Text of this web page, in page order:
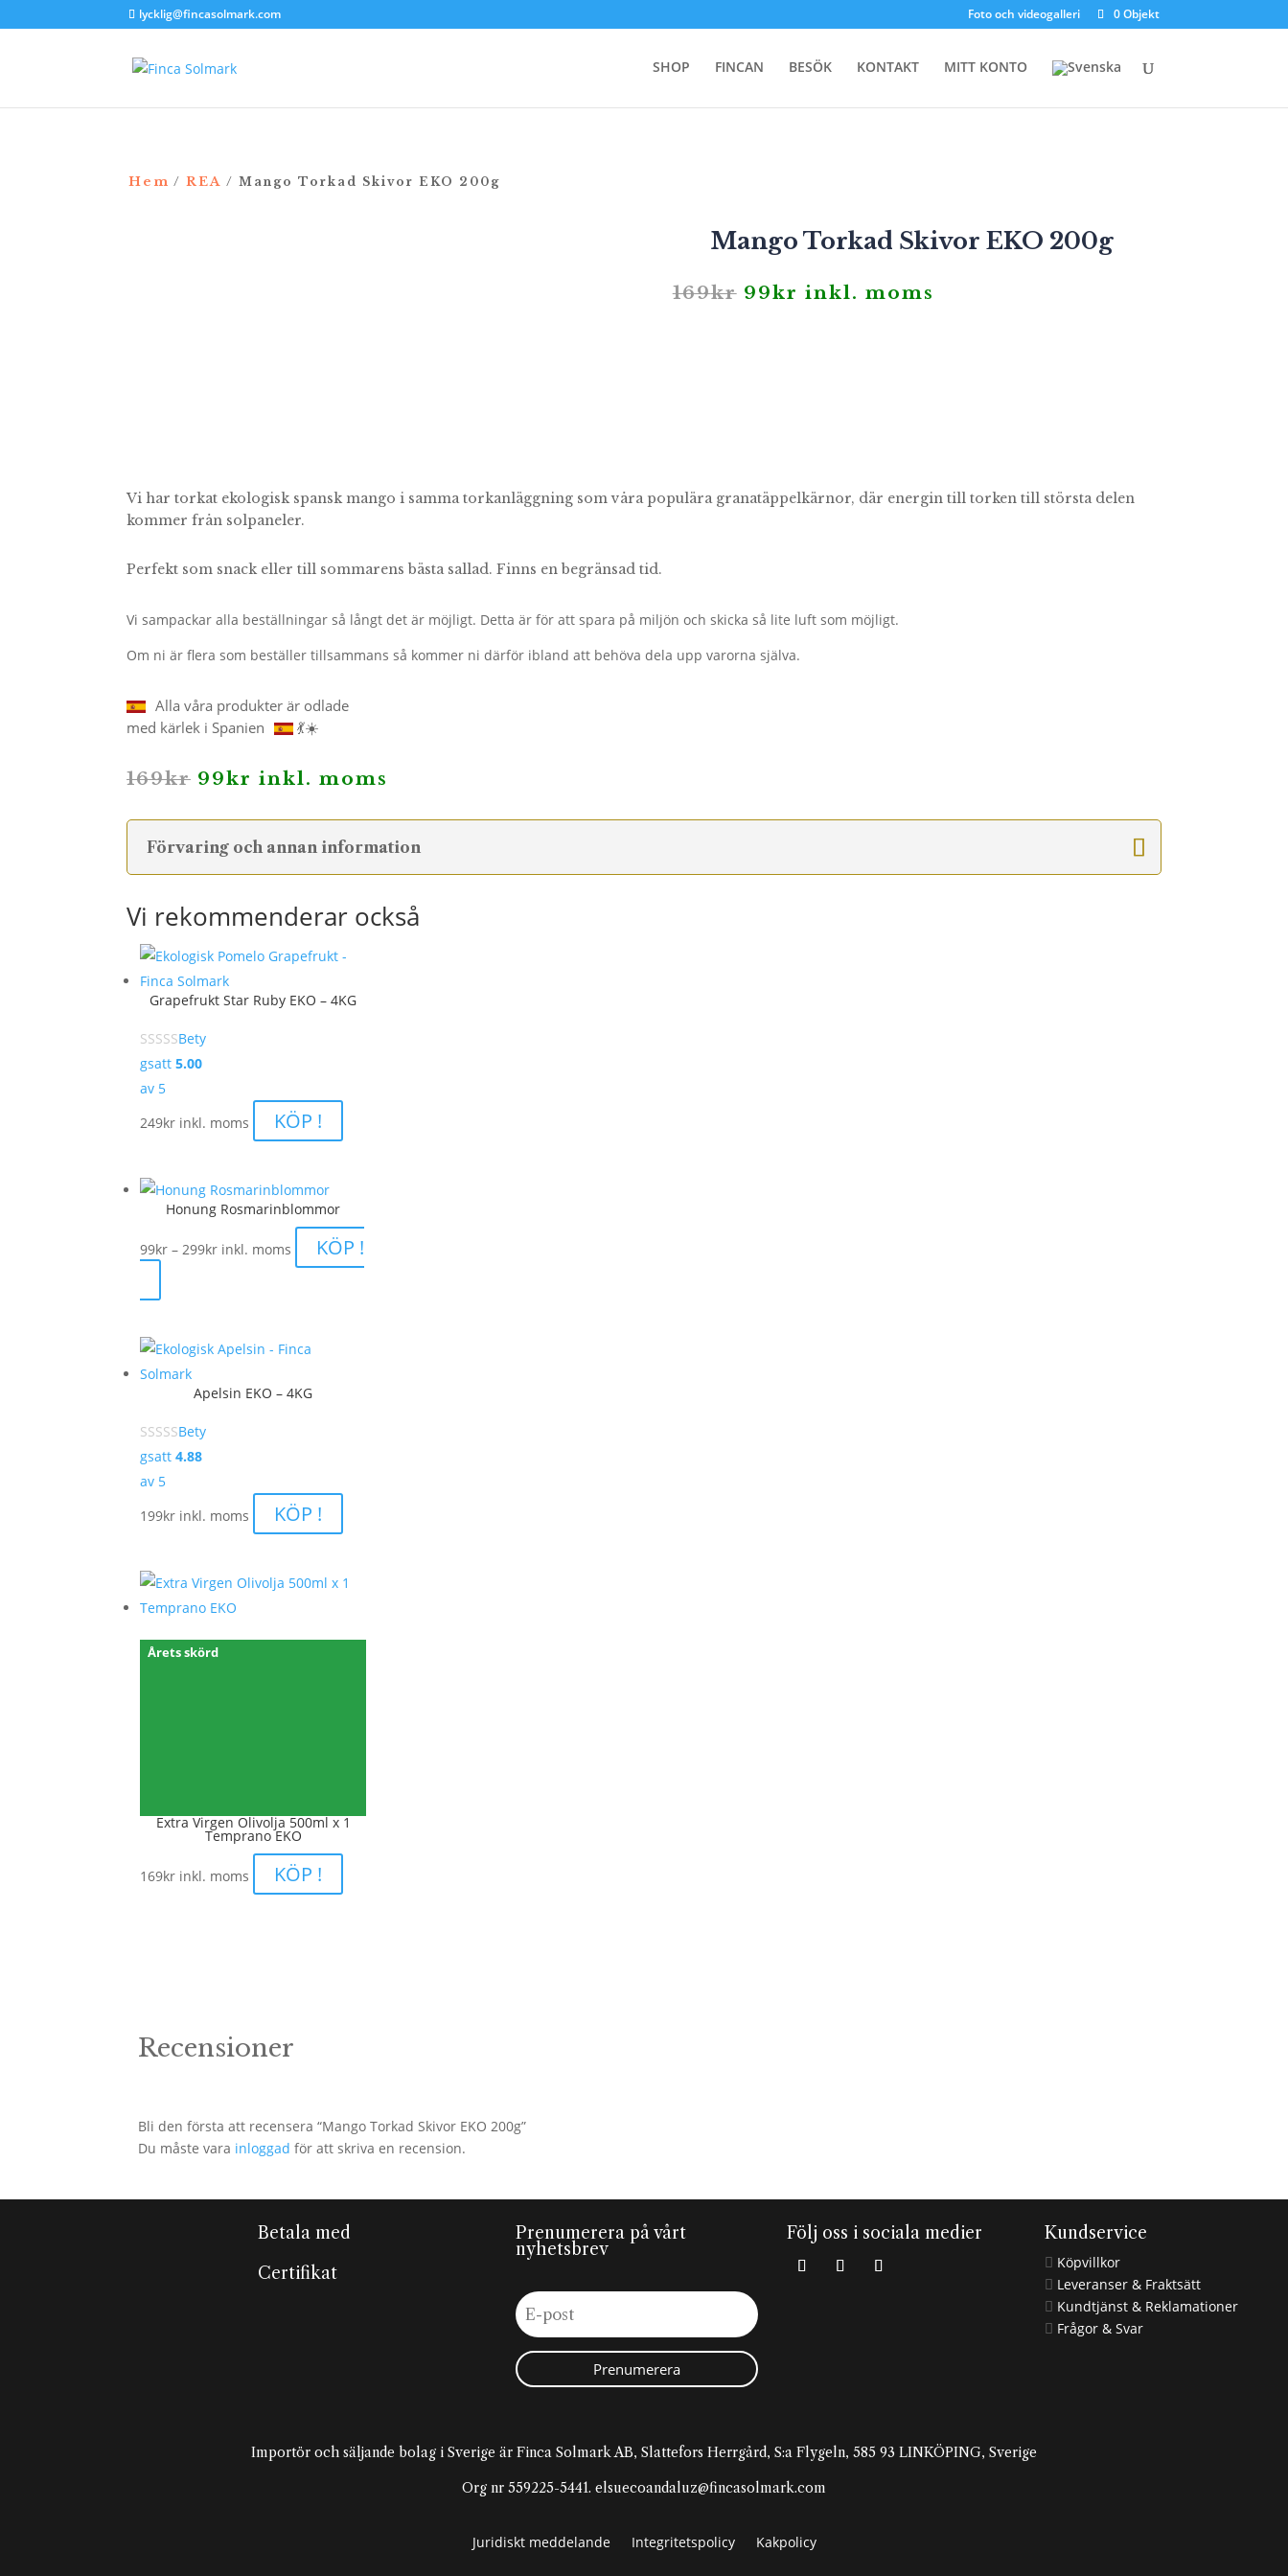
lycklig@fincasolmark.com Foto och videogalleri 0 Objekt
SHOP FINCAN BESÖK KONTAKT MITT KONTO
Hem / REA / Mango Torkad Skivor EKO 200g
Mango Torkad Skivor EKO 200g
169kr Det
99kr Det
inkl. moms
Vi har torkat ekologisk spansk mango i samma torkanläggning som våra populära granatäppelkärnor, där energin till torken till största delen
kommer från solpaneler.
Perfekt som snack eller till sommarens bästa sallad. Finns en begränsad tid.
Vi sampackar alla beställningar så långt det är möjligt. Detta är för att spara på miljön och skicka så lite luft som möjligt.
Om ni är flera som beställer tillsammans så kommer ni därför ibland att behöva dela upp varorna själva.
Alla våra produkter är odlade
med kärlek i Spanien
💃☀️
169kr Det
169kr.
99kr Det
99kr.
inkl. moms
Förvaring och annan information
Vi rekommenderar också
Grapefrukt Star Ruby EKO – 4KG
Bety
gsatt 5.00
av 5
249kr inkl. moms KÖP !
Honung Rosmarinblommor
99kr – 299kr Prisintervall:
inkl. moms KÖP !
Apelsin EKO – 4KG
Bety
gsatt 4.88
av 5
199kr inkl. moms KÖP !
Årets skörd
Extra Virgen Olivolja 500ml x 1
Temprano EKO
169kr inkl. moms KÖP !
Recensioner
Bli den första att recensera “Mango Torkad Skivor EKO 200g”
Du måste vara inloggad för att skriva en recension.
Betala med
Certifikat
Prenumerera på vårt
nyhetsbrev
Prenumerera
Följ oss i sociala medier Kundservice
 Köpvillkor
 Leveranser & Fraktsätt
 Kundtjänst & Reklamationer
 Frågor & Svar
Importör och säljande bolag i Sverige är Finca Solmark AB, Slattefors Herrgård, S:a Flygeln, 585 93 LINKÖPING, Sverige
Org nr 559225-5441. elsuecoandaluz@fincasolmark.com
Juridiskt meddelande Integritetspolicy Kakpolicy